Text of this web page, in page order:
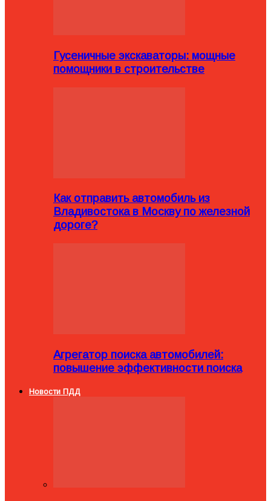
Гусеничные экскаваторы: мощные
помощники в строительстве
Как отправить автомобиль из
Владивостока в Москву по железной
дороге?
Агрегатор поиска автомобилей:
повышение эффективности поиска
Новости ПДД